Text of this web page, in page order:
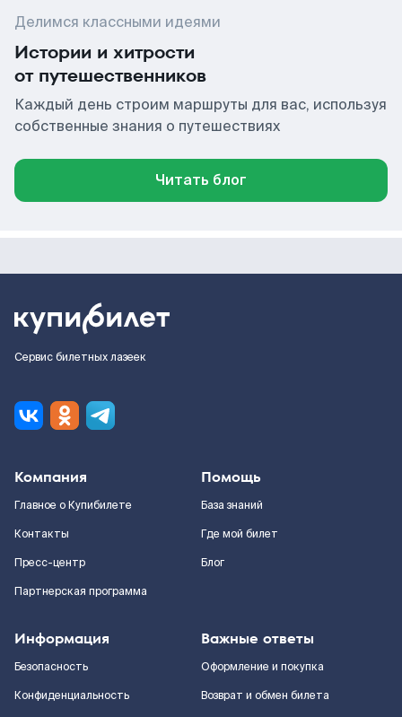
Делимся классными идеями
Истории и хитрости
от путешественников
Каждый день строим маршруты для вас, используя
собственные знания о путешествиях
Читать блог
Сервис билетных лазеек
Компания
Главное о Купибилете
Контакты
Пресс-центр
Партнерская программа
Помощь
База знаний
Где мой билет
Блог
Информация
Безопасность
Конфиденциальность
Важные ответы
Оформление и покупка
Возврат и обмен билета